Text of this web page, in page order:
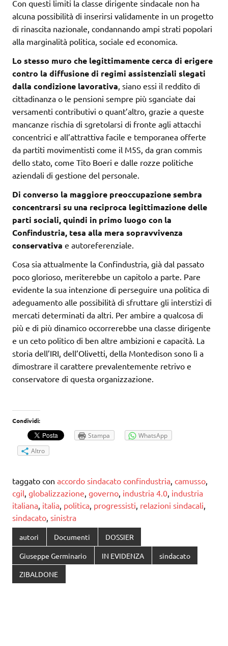
Con questi limiti la classe dirigente sindacale non ha
alcuna possibilità di inserirsi validamente in un progetto
di rinascita nazionale, condannando ampi strati popolari
alla marginalità politica, sociale ed economica.
Lo stesso muro che legittimamente cerca di erigere
contro la diffusione di regimi assistenziali slegati
dalla condizione lavorativa, siano essi il reddito di
cittadinanza o le pensioni sempre più sganciate dai
versamenti contributivi o quant’altro, grazie a queste
mancanze rischia di sgretolarsi di fronte agli attacchi
concentrici e all’attrattiva facile e temporanea offerte
da partiti movimentisti come il M5S, da gran commis
dello stato, come Tito Boeri e dalle rozze politiche
aziendali di gestione del personale.
Di converso la maggiore preoccupazione sembra
concentrarsi su una reciproca legittimazione delle
parti sociali, quindi in primo luogo con la
Confindustria, tesa alla mera sopravvivenza
conservativa e autoreferenziale.
Cosa sia attualmente la Confindustria, già dal passato
poco glorioso, meriterebbe un capitolo a parte. Pare
evidente la sua intenzione di perseguire una politica di
adeguamento alle possibilità di sfruttare gli interstizi di
mercati determinati da altri. Per ambire a qualcosa di
più e di più dinamico occorrerebbe una classe dirigente
e un ceto politico di ben altre ambizioni e capacità. La
storia dell’IRI, dell’Olivetti, della Montedison sono lì a
dimostrare il carattere prevalentemente retrivo e
conservatore di questa organizzazione.
Condividi:
Stampa
WhatsApp
Altro
taggato con accordo sindacato confindustria, camusso,
cgil, globalizzazione, governo, industria 4.0, industria
italiana, italia, politica, progressisti, relazioni sindacali,
sindacato, sinistra
autori Documenti DOSSIER
Giuseppe Germinario IN EVIDENZA sindacato
ZIBALDONE